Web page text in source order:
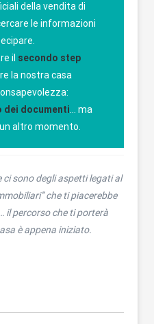
della vendita di
le informazioni
il secondo step
la nostra casa
dei documenti… ma
altro momento.
ci sono degli aspetti legati al
che ti piacerebbe
il percorso che ti porterà
è appena iniziato.